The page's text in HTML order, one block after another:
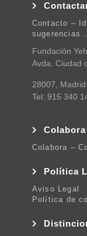
Contacto –
sugerencias…
Fundación
Avda. Ciudad
28007, Madrid
Tel: 915 340
Colabora
Colabora –
Política
Aviso Legal
Política de